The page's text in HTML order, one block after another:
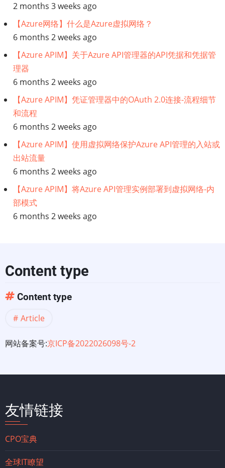
2 months 3 weeks ago
【Azure网络】什么是Azure虚拟网络？
6 months 2 weeks ago
【Azure APIM】关于Azure API管理器的API凭据和凭据管
理器
6 months 2 weeks ago
【Azure APIM】凭证管理器中的OAuth 2.0连接-流程细节
和流程
6 months 2 weeks ago
【Azure APIM】使用虚拟网络保护Azure API管理的入站或
出站流量
6 months 2 weeks ago
【Azure APIM】将Azure API管理实例部署到虚拟网络-内
部模式
6 months 2 weeks ago
Content type
Content type
Article
网站备案号:京ICP备2022026098号-2
友情链接
CPO宝典
全球IT瞭望